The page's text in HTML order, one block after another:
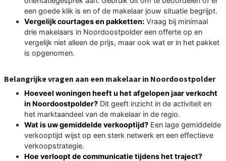
een goede klik is en of de makelaar jouw situatie begrijpt.
Vergelijk courtages en pakketten: Vraag bij minimaal
drie makelaars in Noordoostpolder een offerte op en
vergelijk niet alleen de prijs, maar ook wat er in het pakket
is opgenomen.
Belangrijke vragen aan een makelaar in Noordoostpolder
Hoeveel woningen heeft u het afgelopen jaar verkocht
in Noordoostpolder? Dit geeft inzicht in de activiteit en
het marktaandeel van de makelaar in de regio.
Wat is uw gemiddelde verkooptijd? Een lage gemiddelde
verkooptijd wijst op een sterk netwerk en een effectieve
verkoopstrategie.
Hoe verloopt de communicatie tijdens het traject?